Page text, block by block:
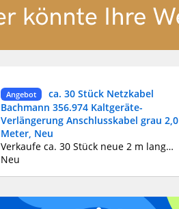
Angebot
ca. 30 Stück Netzkabel
Bachmann 356.974 Kaltgeräte-
Verlängerung Anschlusskabel grau 2,0
Meter, Neu
Verkaufe ca. 30 Stück neue 2 m lange Kaltgeräte-Verlängerung Anschlusskabel, Markenkabel von Bachmann 356.974, Netzkabel, Stromkabel für Computer, Fernseher, Monitor, Drucker in der Farbe Grau, Länge 2 Meter; wie abgebildet, nicht kostenlos aber für nur 3 Euro! Versand möglich! Produktbeschreibung: Bachmann 356.974. Kabellänge: 2 m, Steckerverbinder geschlecht: Männlich/Weiblich, Anschluss 1: C14-Koppler, Anschluss 2: C13-Koppler. Eingangsspannung: 250 Volt Es handelt sich um einen Privatverkauf, daher keine Gewährleistung oder Rücknahme. Zustand und Lieferumfang siehe Fotos. Die Fotos sind Bestandteil der Artikelbeschreibung. Bitte nur anrufen oder Mail schreiben! Keine Antwort gibt es auf SMS !!! Verkauf und Anrufe bis 22 Uhr auch sonntags möglich !!! Beachten Sie bitte auch meine anderen Angebote! Die Anzeige ist so lange geschaltet, bis dieser Artikel verkauft ist und wird danach sofort gelöscht. Tel. 06237 - 1614 oder 0174 - 4820611 .
Neu